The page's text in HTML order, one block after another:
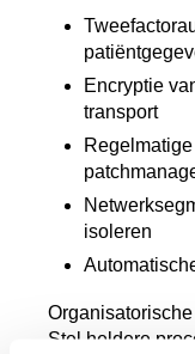
Encryptie
transport
isoleren
Stel heldere